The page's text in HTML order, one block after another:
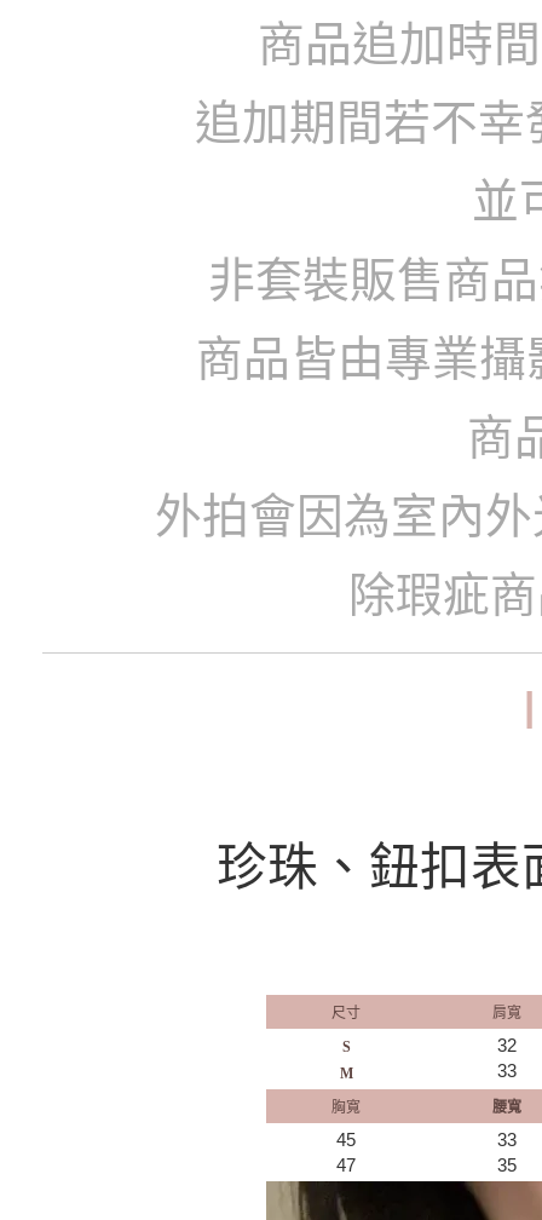
商品追加時
追加期間若不幸
並
非套裝販售商
商品皆由專業
商
外拍會因為室內
除瑕疵
珍珠、鈕扣表
尺寸
肩寬
S
M
32
33
胸寬 腰寬
45
47
33
35